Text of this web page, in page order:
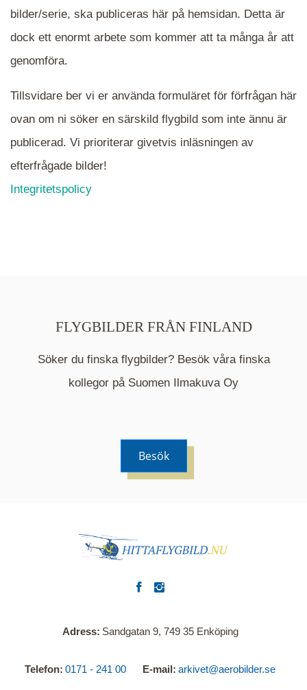
När du ser blåa, röda eller gröna mappar är det
en serie i varje. Dra i kartan för att komma
närmare det område Du söker och klicka på
mappen.
Mappen är en medelpunkt över fotat område och
kommer nu visa de fastigheter som finns just här.
bilder/serie, ska publiceras här på hemsidan. Detta är
dock ett enormt arbete som kommer att ta många år att
genomföra.
Tillsvidare ber vi er använda formuläret för förfrågan här
ovan om ni söker en särskild flygbild som inte ännu är
publicerad. Vi prioriterar givetvis inläsningen av
efterfrågade bilder!
Integritetspolicy
FLYGBILDER FRÅN FINLAND
Söker du finska flygbilder? Besök våra finska
kollegor på Suomen Ilmakuva Oy
Besök
Adress Sandgatan 9, 749 35 Enköping
Telefon 0171 - 241 00 E-mail arkivet@aerobilder.se